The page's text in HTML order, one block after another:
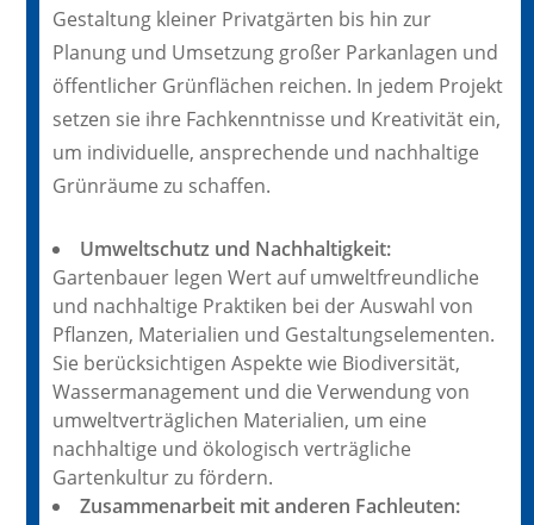
Gestaltung kleiner Privatgärten bis hin zur
Planung und Umsetzung großer Parkanlagen und
öffentlicher Grünflächen reichen. In jedem Projekt
setzen sie ihre Fachkenntnisse und Kreativität ein,
um individuelle, ansprechende und nachhaltige
Grünräume zu schaffen.
Umweltschutz und Nachhaltigkeit:
Gartenbauer legen Wert auf umweltfreundliche
und nachhaltige Praktiken bei der Auswahl von
Pflanzen, Materialien und Gestaltungselementen.
Sie berücksichtigen Aspekte wie Biodiversität,
Wassermanagement und die Verwendung von
umweltverträglichen Materialien, um eine
nachhaltige und ökologisch verträgliche
Gartenkultur zu fördern.
Zusammenarbeit mit anderen Fachleuten: